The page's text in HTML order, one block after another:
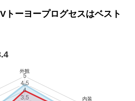
トーヨープログセスはベスト